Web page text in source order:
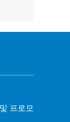
프로모